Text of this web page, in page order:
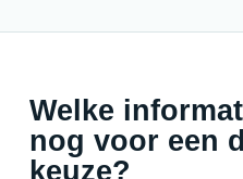
Welke
nog voor een
keuze?